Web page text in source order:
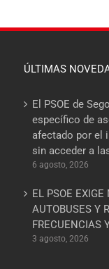
ÚLTIMAS
El PSOE de
específico de
afectado por el
sin acceder a
6 agosto, 2026
EL PSOE EXIGE
AUTOBUSES Y
FRECUENCIAS
3 agosto, 2026